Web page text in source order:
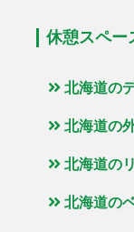
休憩スペー
北海道の
北海道の
北海道の
北海道の